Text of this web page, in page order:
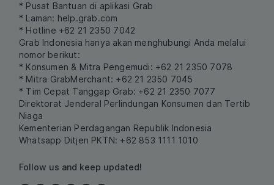
* Pusat Bantuan di aplikasi Grab
* Laman: help.grab.com
* Hotline +62 21 2350 7042
Grab Indonesia hanya akan menghubungi Anda melalui
nomor berikut:
* Konsumen & Mitra Pengemudi: +62 21 2350 7078
* Mitra GrabMerchant: +62 21 2350 7045
* Tim Cepat Tanggap Grab: +62 21 2350 7077
Direktorat Jenderal Perlindungan Konsumen dan Tertib
Niaga
Kementerian Perdagangan Republik Indonesia
Whatsapp Ditjen PKTN: +62 853 1111 1010
Follow us and keep updated!